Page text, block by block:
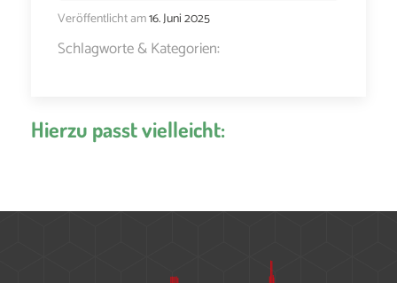
Veröffentlicht am16. Juni 2025
Schlagworte & Kategorien:
Hierzu passt vielleicht: